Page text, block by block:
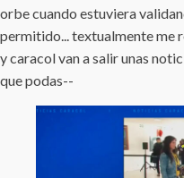
orbe cuando estuviera
permitido... textualmente me
y caracol van a salir unas
que podas--